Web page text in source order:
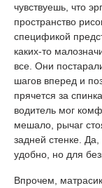
чувствуешь, что
пространство
спецификой
каких-то
все. Они
шагов вперед и
прячется за
водитель мог
мешало, рычаг
задней стенке. Да,
удобно, но для
Впрочем,